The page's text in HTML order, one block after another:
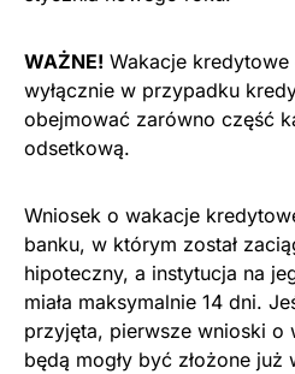
WAŻNE! Wakacje
wyłącznie w przypadku
obejmować zarówno część
odsetkową.
Wniosek o wakacje
banku, w którym został
hipoteczny, a instytucja na
miała maksymalnie 14 dni.
przyjęta, pierwsze wnioski o
będą mogły być złożone